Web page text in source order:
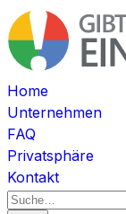
Home
Unternehmen
FAQ
Privatsphäre
Kontakt